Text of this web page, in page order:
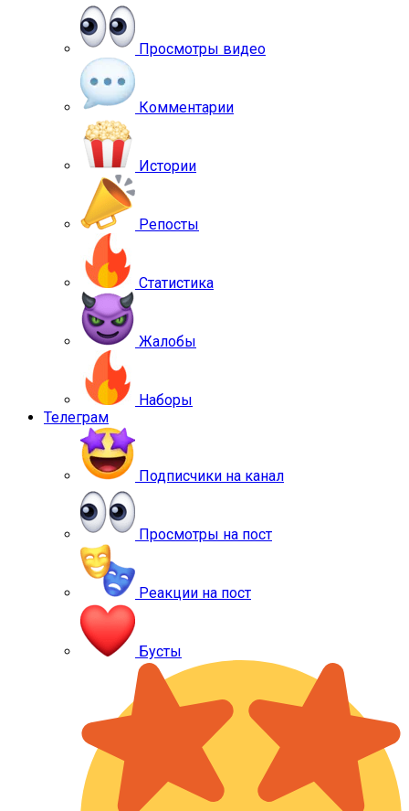
Просмотры видео
Комментарии
Истории
Репосты
Статистика
Жалобы
Наборы
Телеграм
Подписчики на канал
Просмотры на пост
Реакции на пост
Бусты